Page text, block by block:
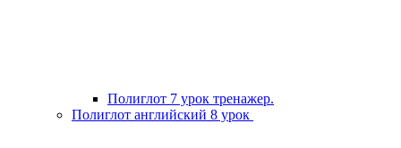
Полиглот 7 урок тренажер.
Полиглот английский 8 урок